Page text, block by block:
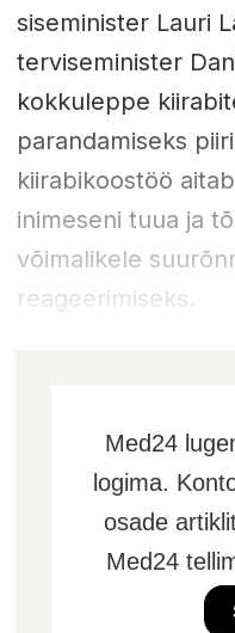
siseminister Lauri
terviseminister
kokkuleppe
parandamiseks
kiirabikoostöö
inimeseni tuua ja
võimalikele
reageerimiseks.
Med24
logima.
osade
Med24